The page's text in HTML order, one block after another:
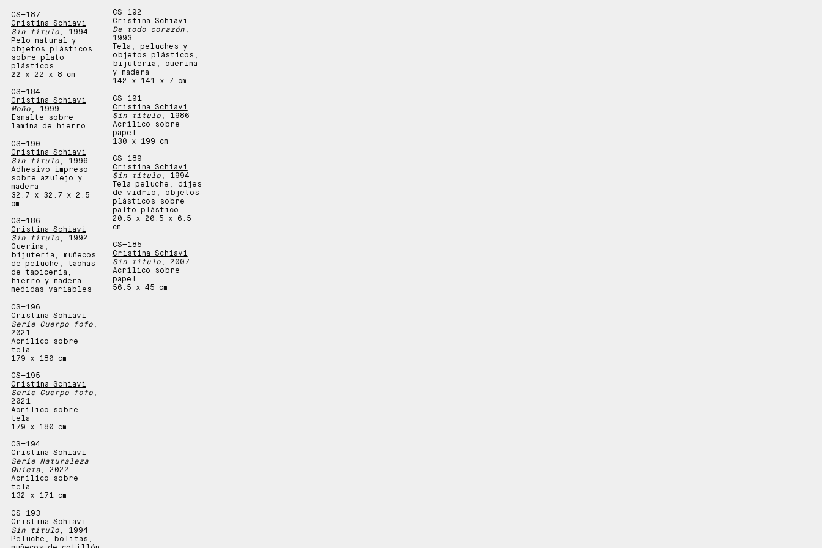
CS—187
Cristina Schiavi
Sin título , 1994
Pelo natural y
objetos plásticos
sobre plato
plásticos
22 x 22 x 8 cm
CS—184
Cristina Schiavi
Moño , 1999
Esmalte sobre
lamina de hierro
CS—190
Cristina Schiavi
Sin título , 1996
Adhesivo impreso
sobre azulejo y
madera
32.7 x 32.7 x 2.5
cm
CS—186
Cristina Schiavi
Sin título , 1992
Cuerina,
bijutería, muñecos
de peluche, tachas
de tapicería,
hierro y madera
medidas variables
CS—196
Cristina Schiavi
Serie Cuerpo fofo ,
2021
Acrílico sobre
tela
179 x 180 cm
CS—195
Cristina Schiavi
Serie Cuerpo fofo ,
2021
Acrílico sobre
tela
179 x 180 cm
CS—194
Cristina Schiavi
Serie Naturaleza
Quieta , 2022
Acrílico sobre
tela
132 x 171 cm
CS—193
Cristina Schiavi
Sin título , 1994
Peluche, bolitas,
CS—192
Cristina Schiavi
De todo corazón,
1993
Tela, peluches y
objetos plásticos,
bijuteria, cuerina
y madera
142 x 141 x 7 cm
CS—191
Cristina Schiavi
Sin título, 1986
Acrílico sobre
papel
130 x 199 cm
CS—189
Cristina Schiavi
Sin título, 1994
Tela peluche, dijes
de vidrio, objetos
plásticos sobre
palto plástico
20.5 x 20.5 x 6.5
cm
CS—185
Cristina Schiavi
Sin título, 2007
Acrílico sobre
papel
56.5 x 45 cm